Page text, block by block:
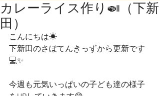
カレーライス作り🍛（下新
田）
こんにちは☀
下新田のさぼてんきっずから更新です
💻✨
今週も元気いっぱいの子ども達の様子